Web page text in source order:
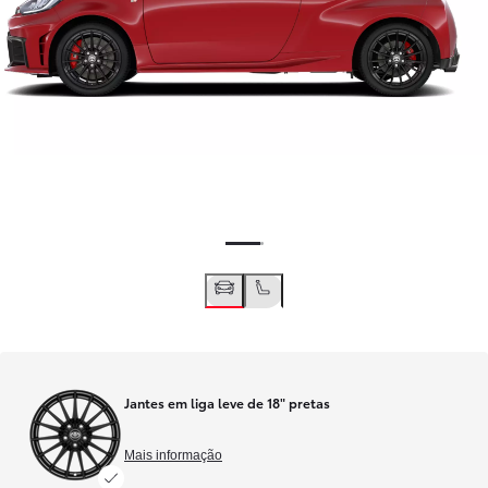
Jantes em liga leve de 18" pretas
Mais informação